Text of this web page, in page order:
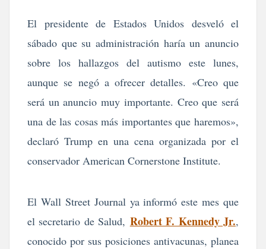
El presidente de Estados Unidos desveló el
sábado que su administración haría un anuncio
sobre los hallazgos del autismo este lunes,
aunque se negó a ofrecer detalles. «Creo que
será un anuncio muy importante. Creo que será
una de las cosas más importantes que haremos»,
declaró Trump en una cena organizada por el
conservador American Cornerstone Institute.
El Wall Street Journal ya informó este mes que
el secretario de Salud, Robert F. Kennedy Jr.,
conocido por sus posiciones antivacunas, planea